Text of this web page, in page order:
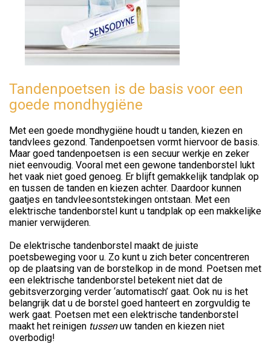
Tandenpoetsen is de basis voor een
goede mondhygiëne
Met een goede mondhygiëne houdt u tanden, kiezen en
tandvlees gezond. Tandenpoetsen vormt hiervoor de basis.
Maar goed tandenpoetsen is een secuur werkje en zeker
niet eenvoudig. Vooral met een gewone tandenborstel lukt
het vaak niet goed genoeg. Er blijft gemakkelijk tandplak op
en tussen de tanden en kiezen achter. Daardoor kunnen
gaatjes en tandvleesontstekingen ontstaan. Met een
elektrische tandenborstel kunt u tandplak op een makkelijke
manier verwijderen.
De elektrische tandenborstel maakt de juiste
poetsbeweging voor u. Zo kunt u zich beter concentreren
op de plaatsing van de borstelkop in de mond. Poetsen met
een elektrische tandenborstel betekent niet dat de
gebitsverzorging verder ‘automatisch’ gaat. Ook nu is het
belangrijk dat u de borstel goed hanteert en zorgvuldig te
werk gaat. Poetsen met een elektrische tandenborstel
maakt het reinigen tussenuw tanden en kiezen niet
overbodig!